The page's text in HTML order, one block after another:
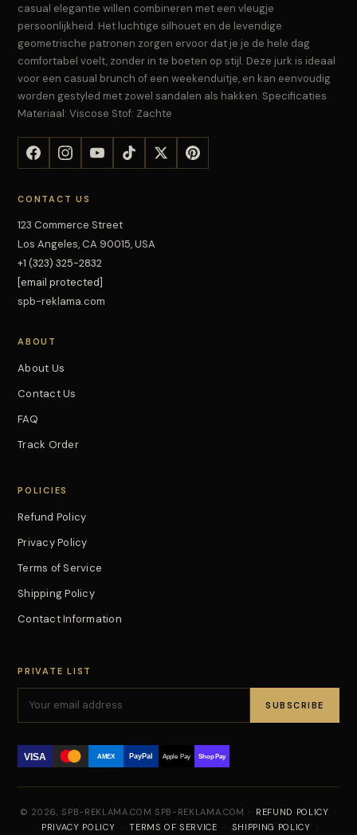
casual elegantie willen combineren met een vleugje
persoonlijkheid. Het luchtige silhouet en de levendige
geometrische patronen zorgen ervoor dat je je de hele dag
comfortabel voelt, zonder in te boeten op stijl. Deze jurk is ideaal
voor een casual brunch of een weekenduitje, en kan eenvoudig
worden gestyled met zowel sandalen als hakken. Specificaties
Materiaal: Viscose Stof: Zachte
CONTACT US
123 Commerce Street
Los Angeles, CA 90015, USA
+1 (323) 325-2832
[email protected]
spb-reklama.com
ABOUT
About Us
Contact Us
FAQ
Track Order
POLICIES
Refund Policy
Privacy Policy
Terms of Service
Shipping Policy
Contact Information
PRIVATE LIST
SUBSCRIBE
VISA AMEX PayPal Apple Pay Shop Pay
© 2026, SPB-REKLAMA.COM SPB-REKLAMA.COM · REFUND POLICY ·
PRIVACY POLICY · TERMS OF SERVICE · SHIPPING POLICY ·